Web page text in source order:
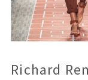
Richard